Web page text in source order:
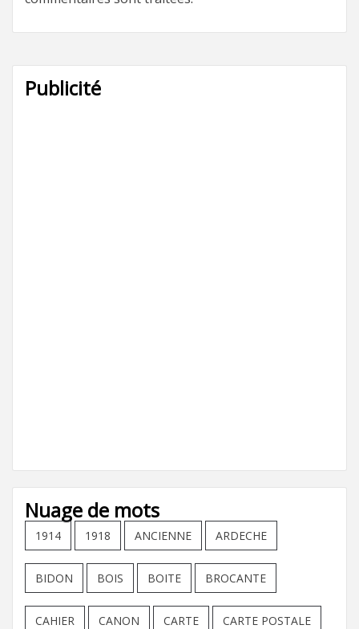
Publicité
Nuage de mots
1914 1918 ANCIENNE ARDECHE
BIDON BOIS BOITE BROCANTE
CAHIER CANON CARTE CARTE POSTALE